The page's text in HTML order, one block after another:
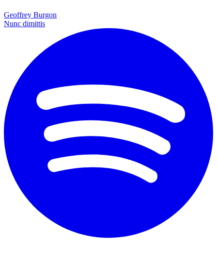
Geoffrey Burgon
Nunc dimittis